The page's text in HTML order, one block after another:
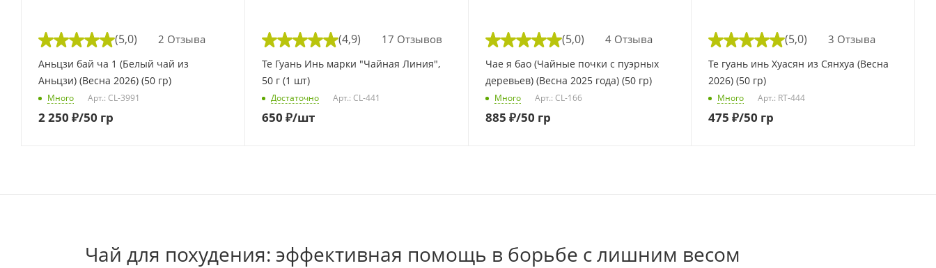
(5,0) 2 Отзыва
Аньцзи бай ча 1 (Белый чай из
Аньцзи) (Весна 2026) (50 гр)
Много Арт.: CL-3991
2 250 ₽/50 гр
(4,9) 17 Отзывов
Те Гуань Инь марки "Чайная Линия",
50 г (1 шт)
Достаточно Арт.: CL-441
650 ₽/шт
(5,0) 4 Отзыва
Чае я бао (Чайные почки с пуэрных
деревьев) (Весна 2025 года) (50 гр)
Много Арт.: CL-166
885 ₽/50 гр
(5,0) 3 Отзыва
Те гуань инь Хуасян из Сянхуа (Весна
2026) (50 гр)
Много Арт.: RT-444
475 ₽/50 гр
Чай для похудения: эффективная помощь в борьбе с лишним весом